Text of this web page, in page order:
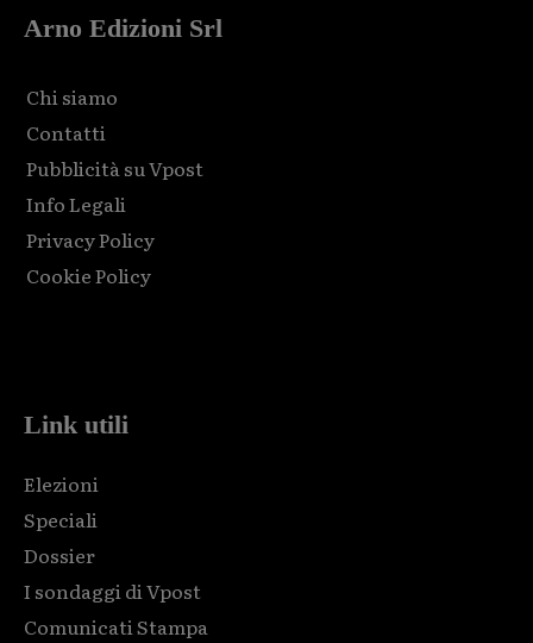
Arno Edizioni Srl
Chi siamo
Contatti
Pubblicità su Vpost
Info Legali
Privacy Policy
Cookie Policy
Link utili
Elezioni
Speciali
Dossier
I sondaggi di Vpost
Comunicati Stampa